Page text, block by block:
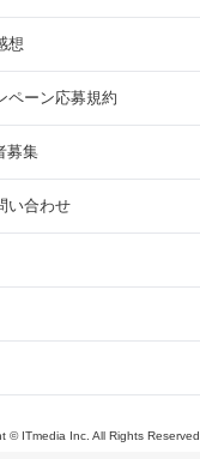
想
ペーン応募規約
募集
い合わせ
© ITmedia Inc. All Rights Reserved.